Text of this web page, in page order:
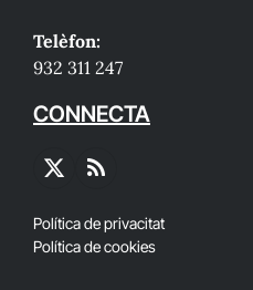
Telèfon:
932 311 247
CONNECTA
X
RSS
Política de privacitat
Política de cookies